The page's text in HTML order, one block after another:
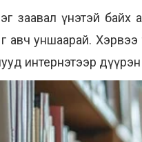
заавал үнэтэй байх
авч уншаарай.
интернэтээр дүүрэн